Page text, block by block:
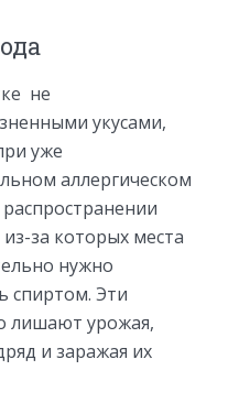
не
укусами,
уже
аллергическом
за которых места
нужно
спиртом. Эти
лишают урожая,
и заражая их